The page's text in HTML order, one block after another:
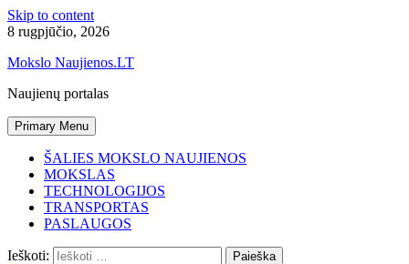
Skip to content
8 rugpjūčio, 2026
Mokslo Naujienos.LT
Naujienų portalas
Primary Menu
ŠALIES MOKSLO NAUJIENOS
MOKSLAS
TECHNOLOGIJOS
TRANSPORTAS
PASLAUGOS
Ieškoti: